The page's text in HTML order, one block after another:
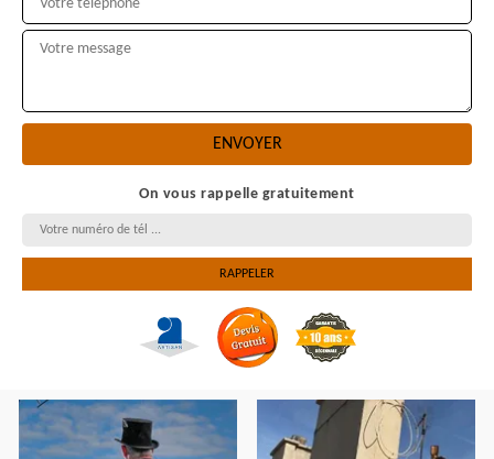
On vous rappelle gratuitement